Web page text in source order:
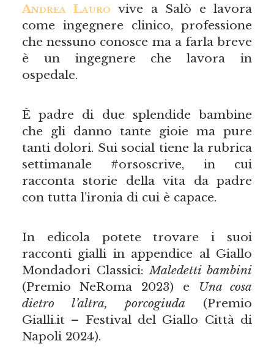
Andrea Lauro vive a Salò e lavora
come ingegnere clinico, professione
che nessuno conosce ma a farla breve
è un ingegnere che lavora in
ospedale.
È padre di due splendide bambine
che gli danno tante gioie ma pure
tanti dolori. Sui social tiene la rubrica
settimanale #orsoscrive, in cui
racconta storie della vita da padre
con tutta l’ironia di cui è capace.
In edicola potete trovare i suoi
racconti gialli in appendice al Giallo
Mondadori Classici:Maledetti bambini
(Premio NeRoma 2023) e
Una cosa
dietro l’altra, porcogiuda (Premio
Gialli.it – Festival del Giallo Città di
Napoli 2024).